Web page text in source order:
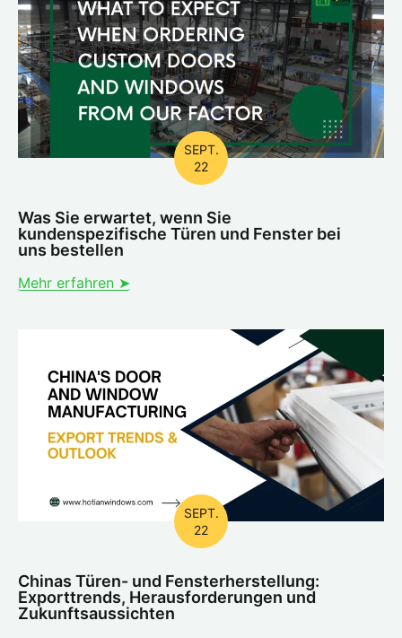
SEPT.
22
Was Sie erwartet, wenn Sie
kundenspezifische Türen und Fenster bei
uns bestellen
Mehr erfahren ➤
SEPT.
22
Chinas Türen- und Fensterherstellung:
Exporttrends, Herausforderungen und
Zukunftsaussichten